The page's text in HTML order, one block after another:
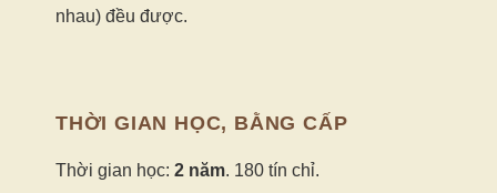
nhau) đều được.
THỜI GIAN HỌC, BẰNG CẤP
Thời gian học: 2 năm. 180 tín chỉ.